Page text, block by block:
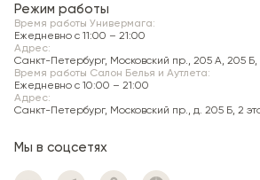
Режим работы
Время работы Универмага:
Ежедневно c 11:00 – 21:00
Адрес:
Санкт-Петербург, Московский пр., 205 А, 205 Б,
Время работы Салон Белья и Аутлета:
Ежедневно c 10:00 – 21:00
Адрес:
Санкт-Петербург, Московский пр., д. 205 Б, 2
Мы в соцсетях